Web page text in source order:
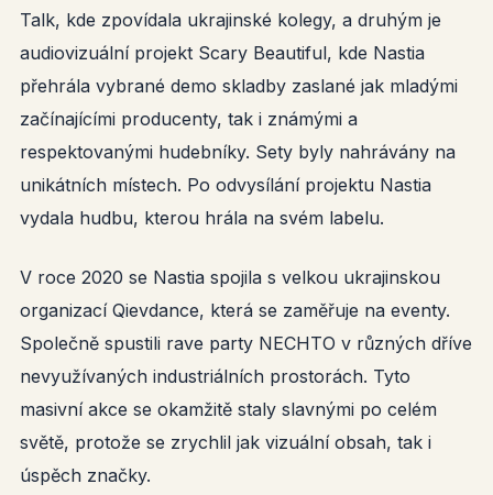
Talk, kde zpovídala ukrajinské kolegy, a druhým je
audiovizuální projekt Scary Beautiful, kde Nastia
přehrála vybrané demo skladby zaslané jak mladými
začínajícími producenty, tak i známými a
respektovanými hudebníky. Sety byly nahrávány na
unikátních místech. Po odvysílání projektu Nastia
vydala hudbu, kterou hrála na svém labelu.
V roce 2020 se Nastia spojila s velkou ukrajinskou
organizací Qievdance, která se zaměřuje na eventy.
Společně spustili rave party NECHTO v různých dříve
nevyužívaných industriálních prostorách. Tyto
masivní akce se okamžitě staly slavnými po celém
světě, protože se zrychlil jak vizuální obsah, tak i
úspěch značky.